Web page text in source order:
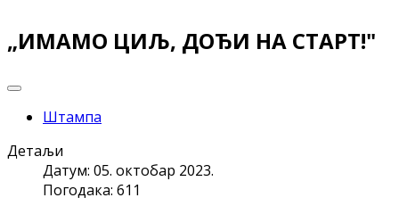
„ИМАМО ЦИЉ, ДОЂИ НА СТАРТ!"
Штампа
Детаљи
Датум: 05. октобар 2023.
Погодака: 611